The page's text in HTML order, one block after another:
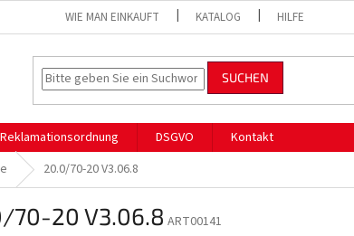
WIE MAN EINKAUFT KATALOG HILFE
SUCHEN
Reklamationsordnung DSGVO
Kontakt
20.0/70-20 V3.06.8
70-20 V3.06.8 ART00141